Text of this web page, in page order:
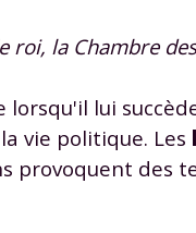
la Chambre
lui
vie politique. Les
provoquent des